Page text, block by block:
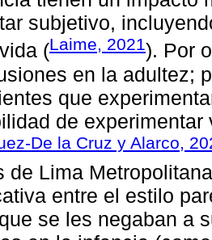
subjetivo,
(Laime, 2021). Por
en la adultez;
que
de
De la Cruz y Alarco,
de Lima
entre el estilo
se les negaban a